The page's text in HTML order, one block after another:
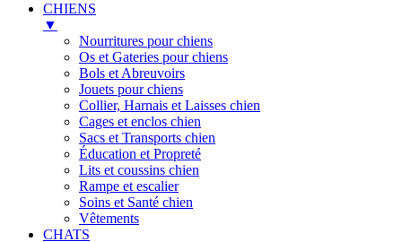
CHIENS
▼
Nourritures pour chiens
Os et Gateries pour chiens
Bols et Abreuvoirs
Jouets pour chiens
Collier, Harnais et Laisses chien
Cages et enclos chien
Sacs et Transports chien
Éducation et Propreté
Lits et coussins chien
Rampe et escalier
Soins et Santé chien
Vêtements
CHATS